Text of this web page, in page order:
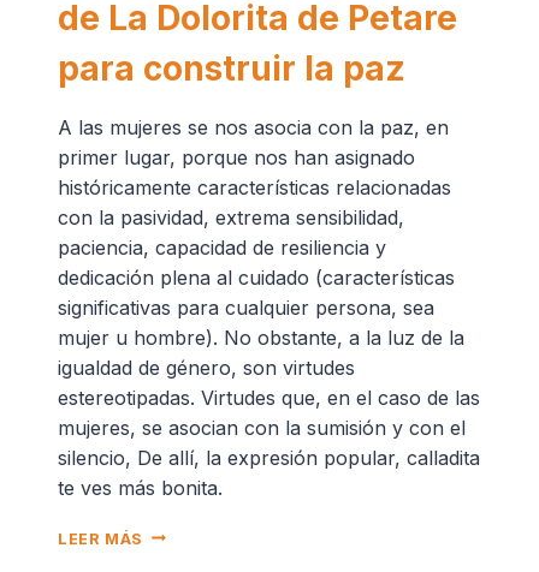
de La Dolorita de Petare
para construir la paz
A las mujeres se nos asocia con la paz, en
primer lugar, porque nos han asignado
históricamente características relacionadas
con la pasividad, extrema sensibilidad,
paciencia, capacidad de resiliencia y
dedicación plena al cuidado (características
significativas para cualquier persona, sea
mujer u hombre). No obstante, a la luz de la
igualdad de género, son virtudes
estereotipadas. Virtudes que, en el caso de las
mujeres, se asocian con la sumisión y con el
silencio, De allí, la expresión popular, calladita
te ves más bonita.
LEER MÁS